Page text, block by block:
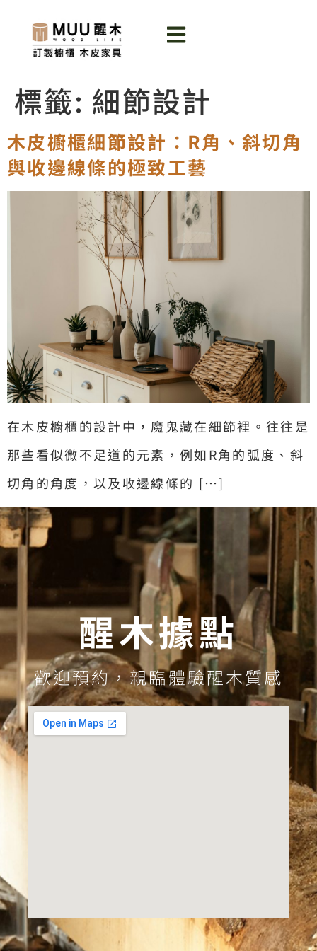
標籤: 細節設計
木皮櫥櫃細節設計：R角、斜切角
與收邊線條的極致工藝
在木皮櫥櫃的設計中，魔鬼藏在細節裡。往往是
那些看似微不足道的元素，例如R角的弧度、斜
切角的角度，以及收邊線條的 […]
醒木據點
歡迎預約，親臨體驗醒木質感